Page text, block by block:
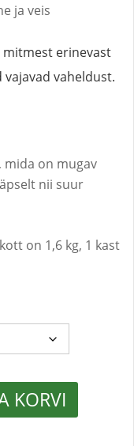
ja veis
mitmest erinevast
vaheldust.
on mugav
nii suur
on 1,6 kg, 1 kast
KORVI